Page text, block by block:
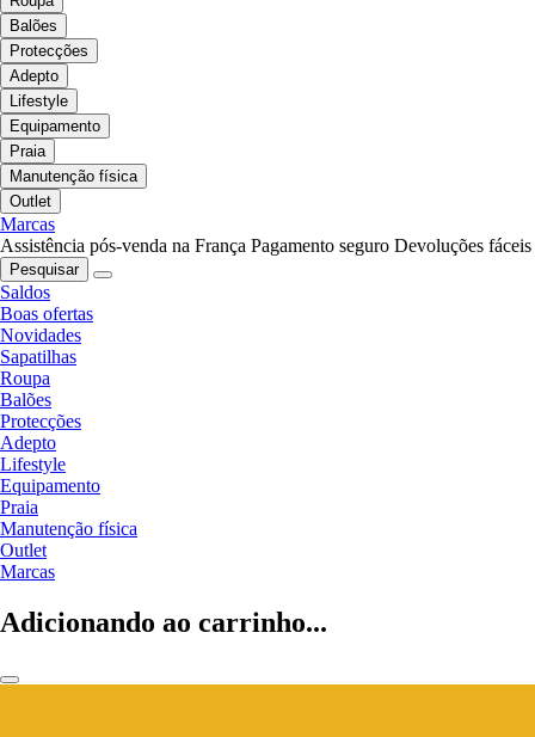
Balões
Protecções
Adepto
Lifestyle
Equipamento
Praia
Manutenção física
Outlet
Marcas
Assistência pós-venda na França Pagamento seguro Devoluções fáceis
Pesquisar
Saldos
Boas ofertas
Novidades
Sapatilhas
Roupa
Balões
Protecções
Adepto
Lifestyle
Equipamento
Praia
Manutenção física
Outlet
Marcas
Adicionando ao carrinho...